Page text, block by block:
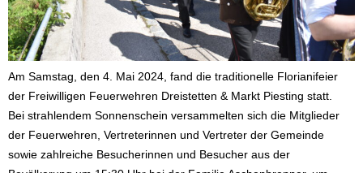
Am Samstag, den 4. Mai 2024, fand die traditionelle Florianifeier
der Freiwilligen Feuerwehren Dreistetten & Markt Piesting statt.
Bei strahlendem Sonnenschein versammelten sich die Mitglieder
der Feuerwehren, Vertreterinnen und Vertreter der Gemeinde
sowie zahlreiche Besucherinnen und Besucher aus der